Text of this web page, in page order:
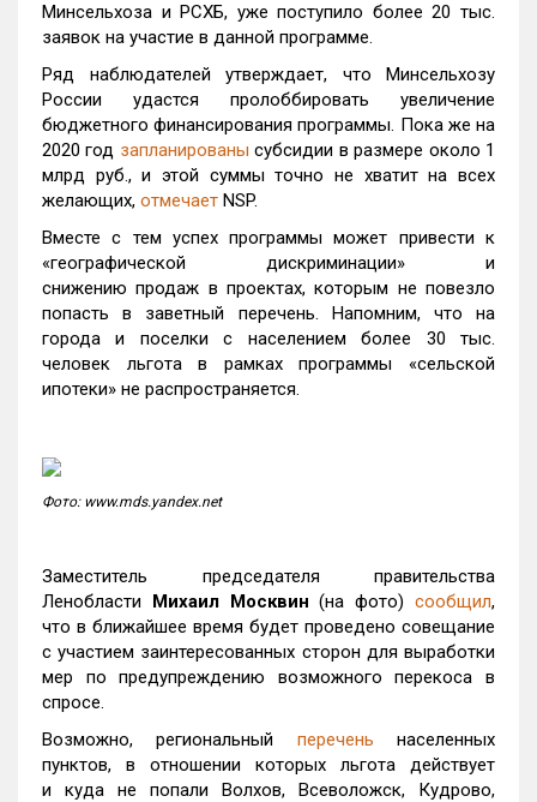
Минсельхоза и РСХБ, уже поступило более 20 тыс.
заявок на участие в данной программе.
Ряд наблюдателей утверждает, что Минсельхозу
России удастся пролоббировать увеличение
бюджетного финансирования программы. Пока же на
2020 год запланированы субсидии в размере около 1
млрд руб., и этой суммы точно не хватит на всех
желающих, отмечает NSP.
Вместе с тем успех программы может привести к
«географической дискриминации» и
снижению продаж в проектах, которым не повезло
попасть в заветный перечень. Напомним, что на
города и поселки с населением более 30 тыс.
человек льгота в рамках программы «сельской
ипотеки» не распространяется.
Фото: www.mds.yandex.net
Заместитель председателя правительства
Ленобласти Михаил Москвин (на фото)сообщил,
что в ближайшее время будет проведено совещание
с участием заинтересованных сторон для выработки
мер по предупреждению возможного перекоса в
спросе.
Возможно, региональный перечень населенных
пунктов, в отношении которых льгота действует
и куда не попали Волхов, Всеволожск, Кудрово,